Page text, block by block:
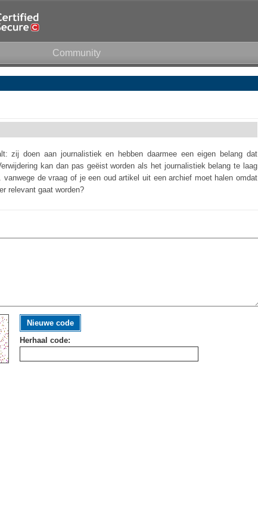
Community
zij doen aan journalistiek en hebben daarmee een eigen belang dat
kan dan pas geëist worden als het journalistiek belang te laag
de vraag of je een oud artikel uit een archief moet halen omdat
relevant gaat worden?
Nieuwe code
Herhaal code: